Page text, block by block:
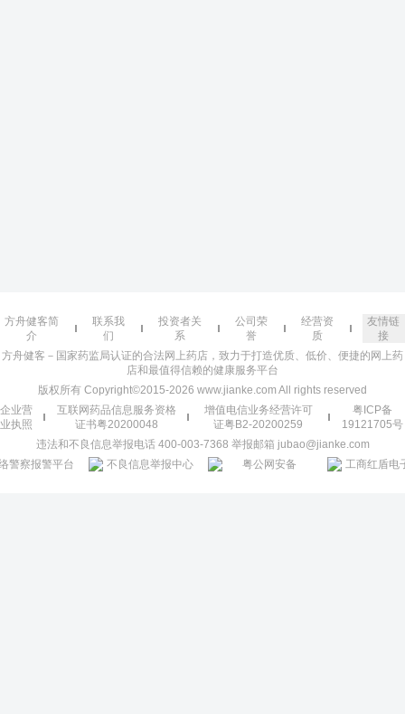
方舟健客简
介
联系我
们
投资者关
系
公司荣
誉
经营资
质
友情链
接
方舟健客－国家药监局认证的合法网上药店，致力于打造优质、低价、便捷的网上药
店和最值得信赖的健康服务平台
版权所有 Copyright©2015-2026 www.jianke.com All rights reserved
企业营
业执照
互联网药品信息服务资格
证书粤20200048
增值电信业务经营许可
证粤B2-20200259
粤ICP备
19121705号
违法和不良信息举报电话 400-003-7368 举报邮箱 jubao@jianke.com